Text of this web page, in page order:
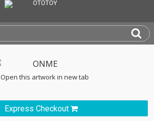
Open this artwork in new tab
Express Checkout